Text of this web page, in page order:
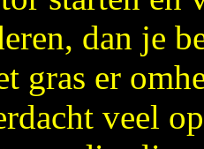
dan je
gras er
veel